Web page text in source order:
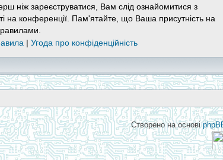
ніж зареєструватися, Вам слід ознайомитися з
на конференції. Пам'ятайте, що Ваша присутність на
| Угода про конфіденційність
Створено на основі